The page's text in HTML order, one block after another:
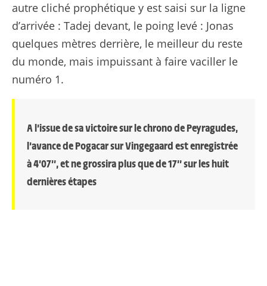
autre cliché prophétique y est saisi sur la ligne
d’arrivée : Tadej devant, le poing levé : Jonas
quelques mètres derrière, le meilleur du reste
du monde, mais impuissant à faire vaciller le
numéro 1.
A l’issue de sa victoire sur le chrono de Peyragudes,
l’avance de Pogacar sur Vingegaard est enregistrée
à 4’07’’, et ne grossira plus que de 17’’ sur les huit
dernières étapes